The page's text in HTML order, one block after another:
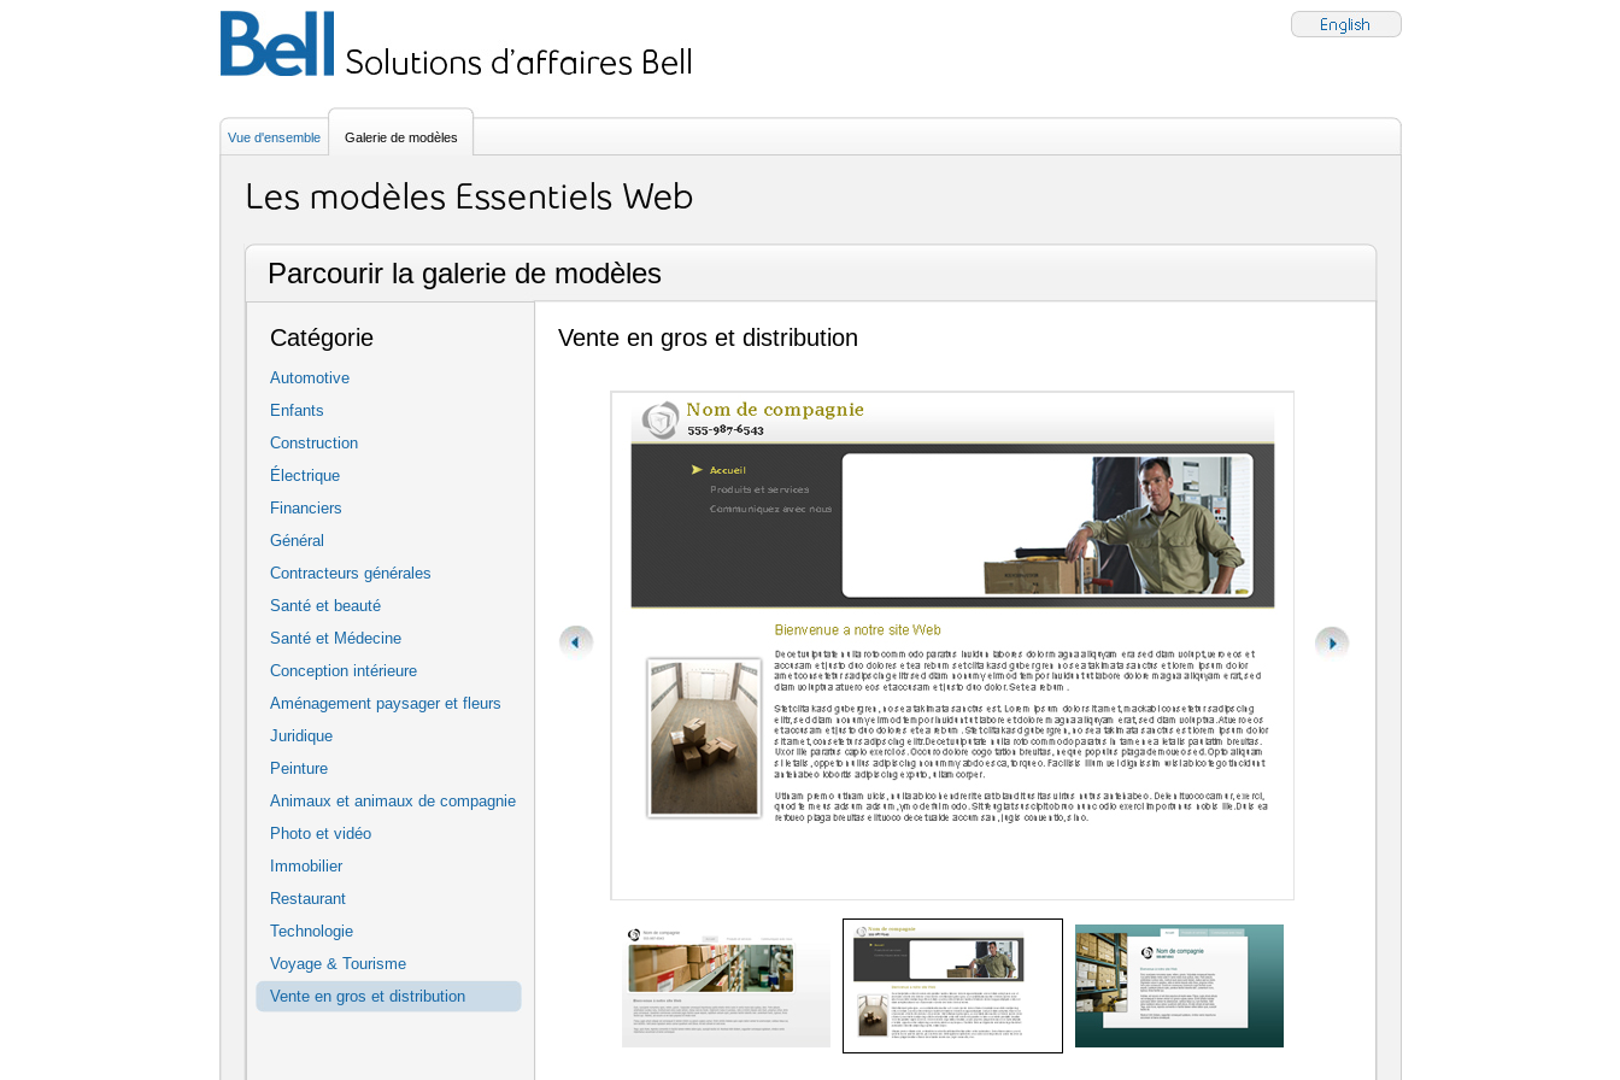
Vue d'ensemble Galerie de modèles
Parcourir la galerie de modèles
Catégorie
Automotive
Enfants
Construction
Électrique
Financiers
Général
Contracteurs générales
Santé et beauté
Santé et Médecine
Conception intérieure
Aménagement paysager et fleurs
Juridique
Peinture
Animaux et animaux de compagnie
Photo et vidéo
Immobilier
Restaurant
Technologie
Voyage & Tourisme
Vente en gros et distribution
Vente en gros et distribution